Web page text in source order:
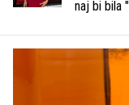
naj bi bila